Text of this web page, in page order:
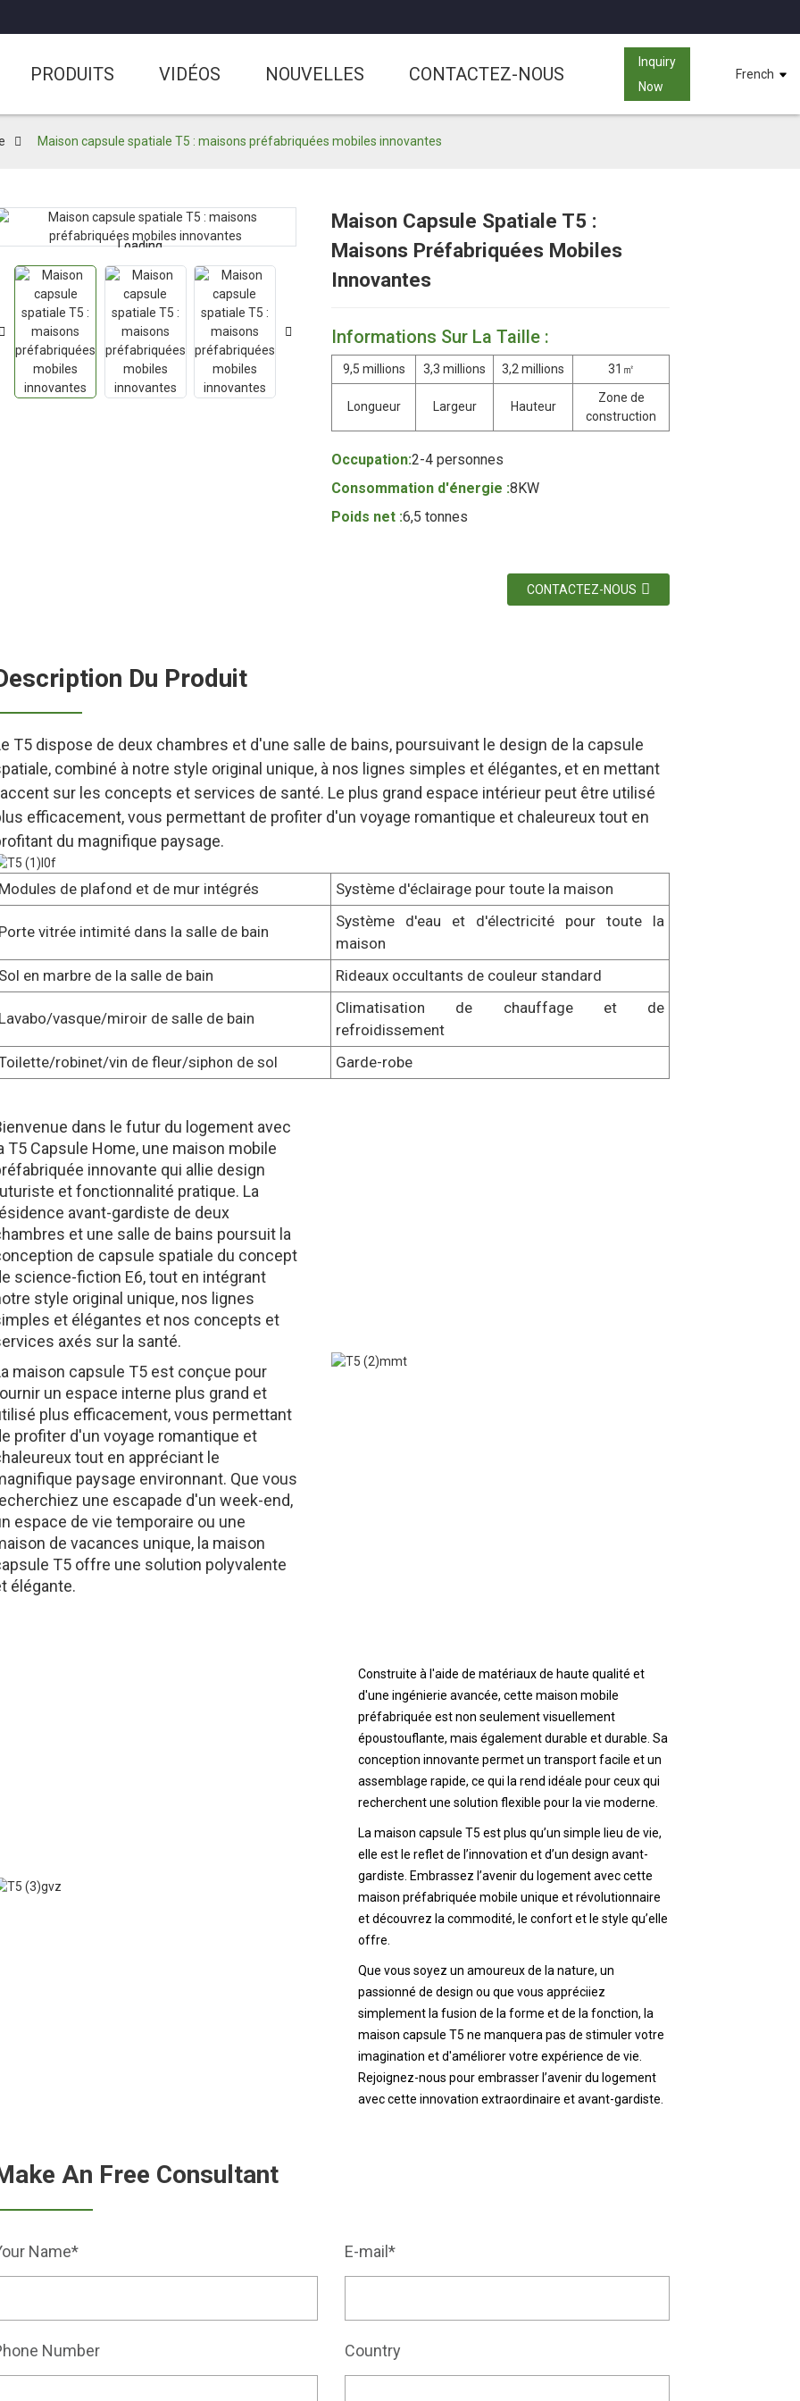
PRODUITS VIDÉOS NOUVELLES CONTACTEZ-NOUS
Inquiry
Now
French
Maison capsule spatiale T5 : maisons préfabriquées mobiles innovantes
Loading...
Loading... Loading...
Loading...
Maison Capsule Spatiale T5 :
Maisons Préfabriquées Mobiles
Innovantes
Informations Sur La Taille :
9,5 millions 3,3 millions 3,2 millions 31㎡
Longueur Largeur Hauteur
Zone de
construction
Occupation:2-4 personnes
Consommation d'énergie :8KW
Poids net :6,5 tonnes
CONTACTEZ-NOUS
Du Produit
T5 dispose de deux chambres et d'une salle de bains, poursuivant le design de la capsule
combiné à notre style original unique, à nos lignes simples et élégantes, et en mettant
sur les concepts et services de santé. Le plus grand espace intérieur peut être utilisé
efficacement, vous permettant de profiter d'un voyage romantique et chaleureux tout en
du magnifique paysage.
Modules de plafond et de mur intégrés Système d'éclairage pour toute la maison
Porte vitrée intimité dans la salle de bain
Système d'eau et d'électricité pour toute la
maison
Sol en marbre de la salle de bain
Rideaux occultants de couleur standard
Lavabo/vasque/miroir de salle de bain
Climatisation de chauffage et de
refroidissement
robinet/vin de fleur/siphon de sol
Garde-robe
dans le futur du logement avec
T5 Capsule Home, une maison mobile
innovante qui allie design
et fonctionnalité pratique. La
avant-gardiste de deux
et une salle de bains poursuit la
de capsule spatiale du concept
science-fiction E6, tout en intégrant
style original unique, nos lignes
et élégantes et nos concepts et
axés sur la santé.
maison capsule T5 est conçue pour
un espace interne plus grand et
plus efficacement, vous permettant
profiter d'un voyage romantique et
tout en appréciant le
paysage environnant. Que vous
une escapade d'un week-end,
espace de vie temporaire ou une
de vacances unique, la maison
T5 offre une solution polyvalente
élégante.
Construite à l'aide de matériaux de haute qualité et
d'une ingénierie avancée, cette maison mobile
préfabriquée est non seulement visuellement
époustouflante, mais également durable et durable. Sa
conception innovante permet un transport facile et un
assemblage rapide, ce qui la rend idéale pour ceux qui
recherchent une solution flexible pour la vie moderne.
La maison capsule T5 est plus qu’un simple lieu de vie,
elle est le reflet de l’innovation et d’un design avant-
gardiste. Embrassez l’avenir du logement avec cette
maison préfabriquée mobile unique et révolutionnaire
et découvrez la commodité, le confort et le style qu’elle
offre.
Que vous soyez un amoureux de la nature, un
passionné de design ou que vous appréciiez
simplement la fusion de la forme et de la fonction, la
maison capsule T5 ne manquera pas de stimuler votre
imagination et d'améliorer votre expérience de vie.
Rejoignez-nous pour embrasser l’avenir du logement
avec cette innovation extraordinaire et avant-gardiste.
An Free Consultant
Name* E-mail*
Number Country